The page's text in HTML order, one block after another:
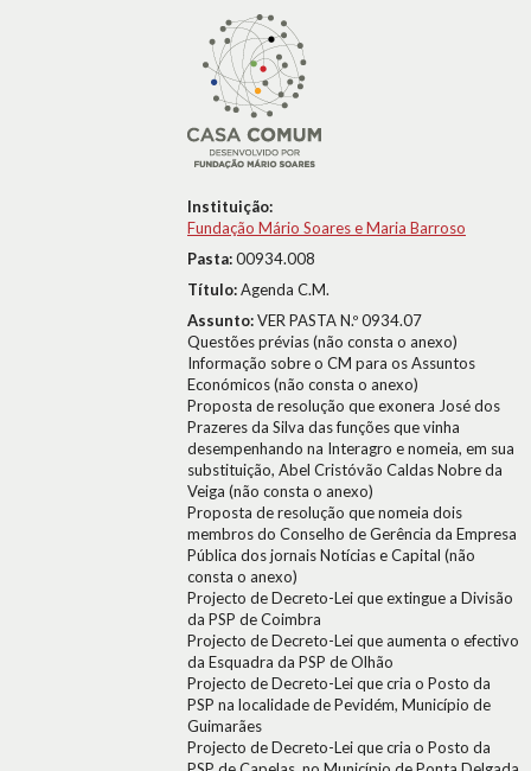
Instituição:
Fundação Mário Soares e Maria Barroso
Pasta:00934.008
Título:Agenda C.M.
Assunto:VER PASTA N.º 0934.07
Questões prévias (não consta o anexo)
Informação sobre o CM para os Assuntos
Económicos (não consta o anexo)
Proposta de resolução que exonera José dos
Prazeres da Silva das funções que vinha
desempenhando na Interagro e nomeia, em sua
substituição, Abel Cristóvão Caldas Nobre da
Veiga (não consta o anexo)
Proposta de resolução que nomeia dois
membros do Conselho de Gerência da Empresa
Pública dos jornais Notícias e Capital (não
consta o anexo)
Projecto de Decreto-Lei que extingue a Divisão
da PSP de Coimbra
Projecto de Decreto-Lei que aumenta o efectivo
da Esquadra da PSP de Olhão
Projecto de Decreto-Lei que cria o Posto da
PSP na localidade de Pevidém, Município de
Guimarães
Projecto de Decreto-Lei que cria o Posto da